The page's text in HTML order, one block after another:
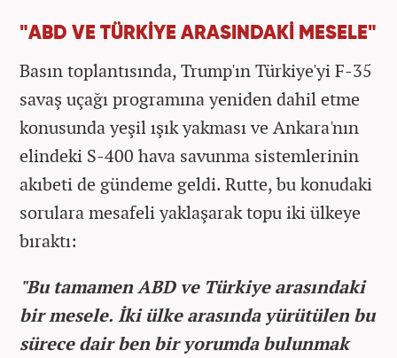
"ABD VE TÜRKİYE ARASINDAKİ MESELE"
Basın toplantısında, Trump'ın Türkiye'yi F-35
savaş uçağı programına yeniden dahil etme
konusunda yeşil ışık yakması ve Ankara'nın
elindeki S-400 hava savunma sistemlerinin
akıbeti de gündeme geldi. Rutte, bu konudaki
sorulara mesafeli yaklaşarak topu iki ülkeye
bıraktı:
"Bu tamamen ABD ve Türkiye arasındaki
bir mesele. İki ülke arasında yürütülen bu
sürece dair ben bir yorumda bulunmak